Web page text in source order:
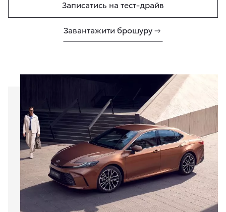
Записатись на тест-драйв
Завантажити брошуру